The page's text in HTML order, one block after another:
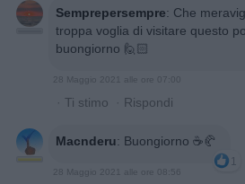
Semprepersempre: Che
troppa voglia di visitare questo
buongiorno 🙋🏻
28 Maggio 2021 alle ore 07:00
· Ti stimo · Rispondi
Macnderu: Buongiorno ☕🥐
1
28 Maggio 2021 alle ore 08:56